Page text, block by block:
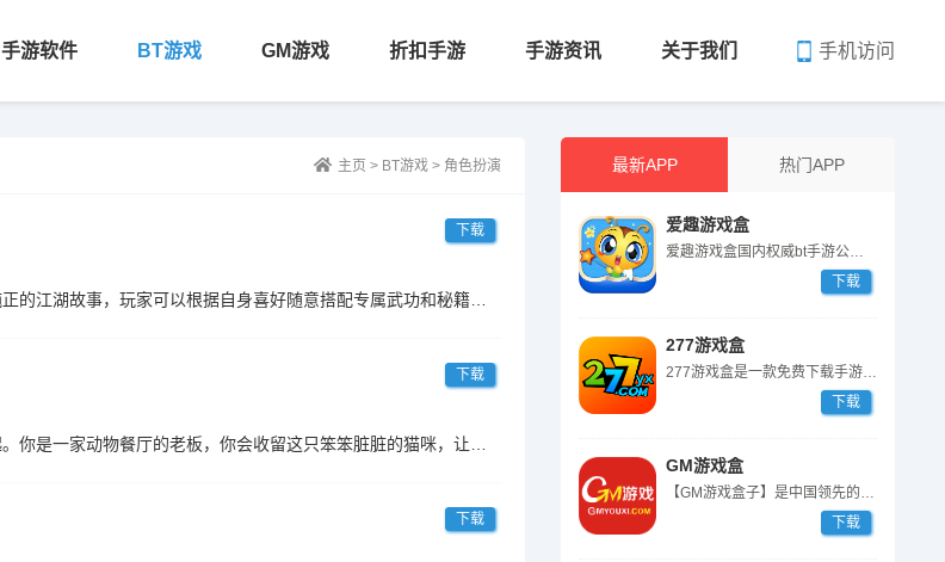
手机访问
手游软件 BT游戏 GM游戏 折扣手游 手游资讯 关于我们
最新APP 热门APP
爱趣游戏盒
爱趣游戏盒国内权威bt手游公益私服平台,汇聚全网热门变态版gm手游大全...
下载
277游戏盒
277游戏盒是一款免费下载手游的APP，并且支持海外支付功能，聚集了手...
下载
GM游戏盒
【GM游戏盒子】是中国领先的GM版手机游戏盒子平台，返利一键提交，GM...
下载
主页 > BT游戏 > 角色扮演
下载
下载
下载